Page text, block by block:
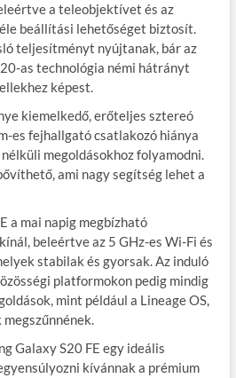
a teleobjektívet és az
beállítási lehetőséget biztosít.
teljesítményt nyújtanak, bár az
as technológia némi hátrányt
képest.
kiemelkedő, erőteljes sztereó
es fejhallgató csatlakozó hiánya
megoldásokhoz folyamodni.
ami nagy segítség lehet a
a mai napig megbízható
beleértve az 5 GHz-es Wi-Fi és
stabilak és gyorsak. Az induló
platformokon pedig mindig
mint például a Lineage OS,
Galaxy S20 FE egy ideális
kívánnak a prémium